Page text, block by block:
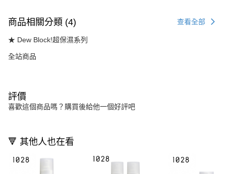
商品相關分類 (4) 查看全部
★ Dew Block!超保濕系列
全站商品
評價
喜歡這個商品嗎？購買後給他一個好評吧
🔻 其他人也在看